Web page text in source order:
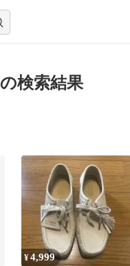
検索結果
¥4,999